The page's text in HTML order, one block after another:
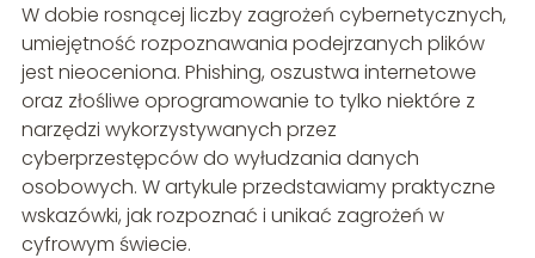
W dobie rosnącej liczby zagrożeń cybernetycznych,
umiejętność rozpoznawania podejrzanych plików
jest nieoceniona. Phishing, oszustwa internetowe
oraz złośliwe oprogramowanie to tylko niektóre z
narzędzi wykorzystywanych przez
cyberprzestępców do wyłudzania danych
osobowych. W artykule przedstawiamy praktyczne
wskazówki, jak rozpoznać i unikać zagrożeń w
cyfrowym świecie.